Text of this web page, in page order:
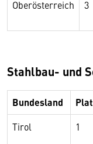
Oberösterreich 3
Stahlbau- und
Bundesland
Tirol 1